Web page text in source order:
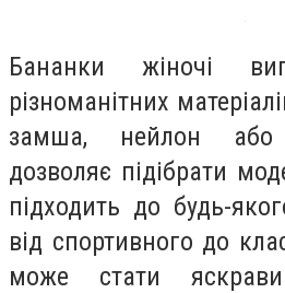
Бананки жіночі
різноманітних
замша, нейлон або
дозволяє підібрати
підходить до будь-
від спортивного до
може стати